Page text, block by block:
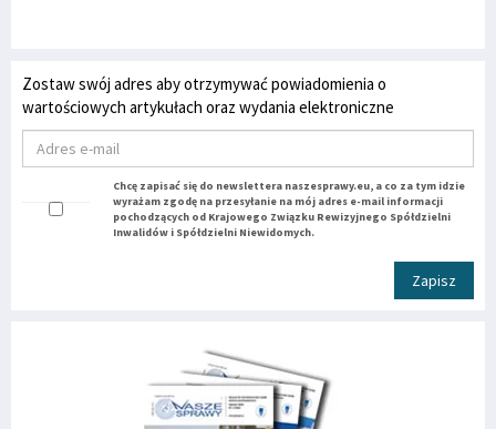
Zostaw swój adres aby otrzymywać powiadomienia o
wartościowych artykułach oraz wydania elektroniczne
Chcę zapisać się do newslettera naszesprawy.eu, a co za tym idzie
wyrażam zgodę na przesyłanie na mój adres e-mail informacji
pochodzących od Krajowego Związku Rewizyjnego Spółdzielni
Inwalidów i Spółdzielni Niewidomych.
Zapisz